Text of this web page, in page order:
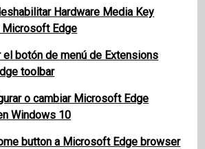
Hardware Media Key
Microsoft Edge
el botón de menú de Extensions
toolbar
o cambiar Microsoft Edge
Windows 10
button a Microsoft Edge browser